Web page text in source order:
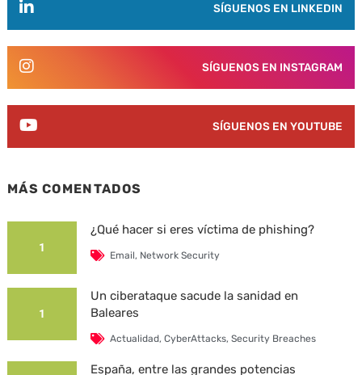
SÍGUENOS EN LINKEDIN
SÍGUENOS EN INSTAGRAM
SÍGUENOS EN YOUTUBE
MÁS COMENTADOS
1
¿Qué hacer si eres víctima de phishing?
Email, Network Security
1
Un ciberataque sacude la sanidad en
Baleares
Actualidad,CyberAttacks,Security Breaches
España, entre las grandes potencias